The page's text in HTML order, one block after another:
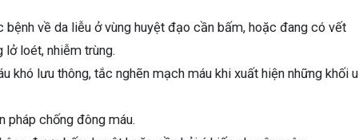
về da liễu ở vùng huyệt đạo cần bấm, hoặc đang có vết
lở loét, nhiễm trùng.
khó lưu thông, tắc nghẽn mạch máu khi xuất hiện những khối u
pháp chống đông máu.